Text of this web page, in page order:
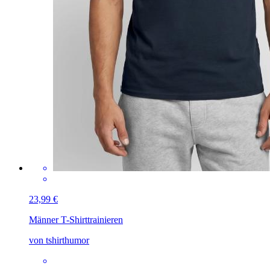
23,99 €
Männer T-Shirttrainieren
von tshirthumor